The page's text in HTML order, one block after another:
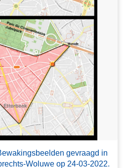
gevraagd in
Woluwe op 24-03-2022.